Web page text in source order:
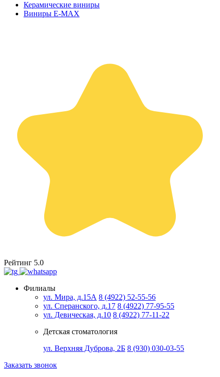
Керамические виниры
Виниры E-MAX
Рейтинг 5.0
Филиалы
ул. Мира, д.15А 8 (4922) 52-55-56
ул. Сперанского, д.17 8 (4922) 77-95-55
ул. Девическая, д.10 8 (4922) 77-11-22
Детская стоматология
ул. Верхняя Дуброва, 2Б 8 (930) 030-03-55
Заказать звонок